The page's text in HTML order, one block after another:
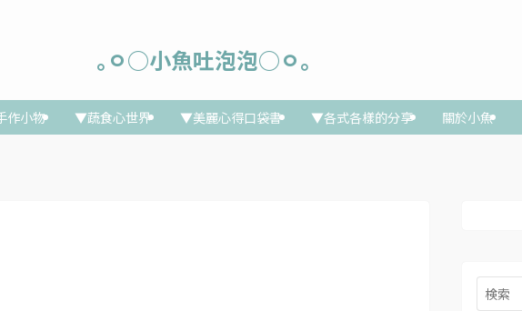
｡ㅇ○小魚吐泡泡○ㅇ｡
小物 ▼蔬食心世界 ▼美麗心得口袋書 ▼各式各樣的分享 關於小魚